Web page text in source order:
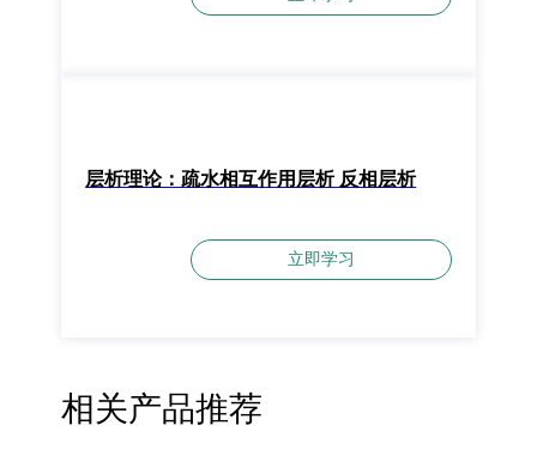
层析理论：疏水相互作用层析 反相层析
立即学习
相关产品推荐